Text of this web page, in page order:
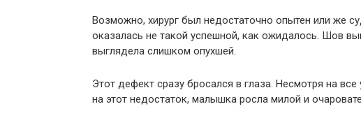
Возможно, хирург был недостаточно опытен или же
оказалась не такой успешной, как ожидалось. Шов
выглядела слишком опухшей.
Этот дефект сразу бросался в глаза. Несмотря на
на этот недостаток, малышка росла милой и